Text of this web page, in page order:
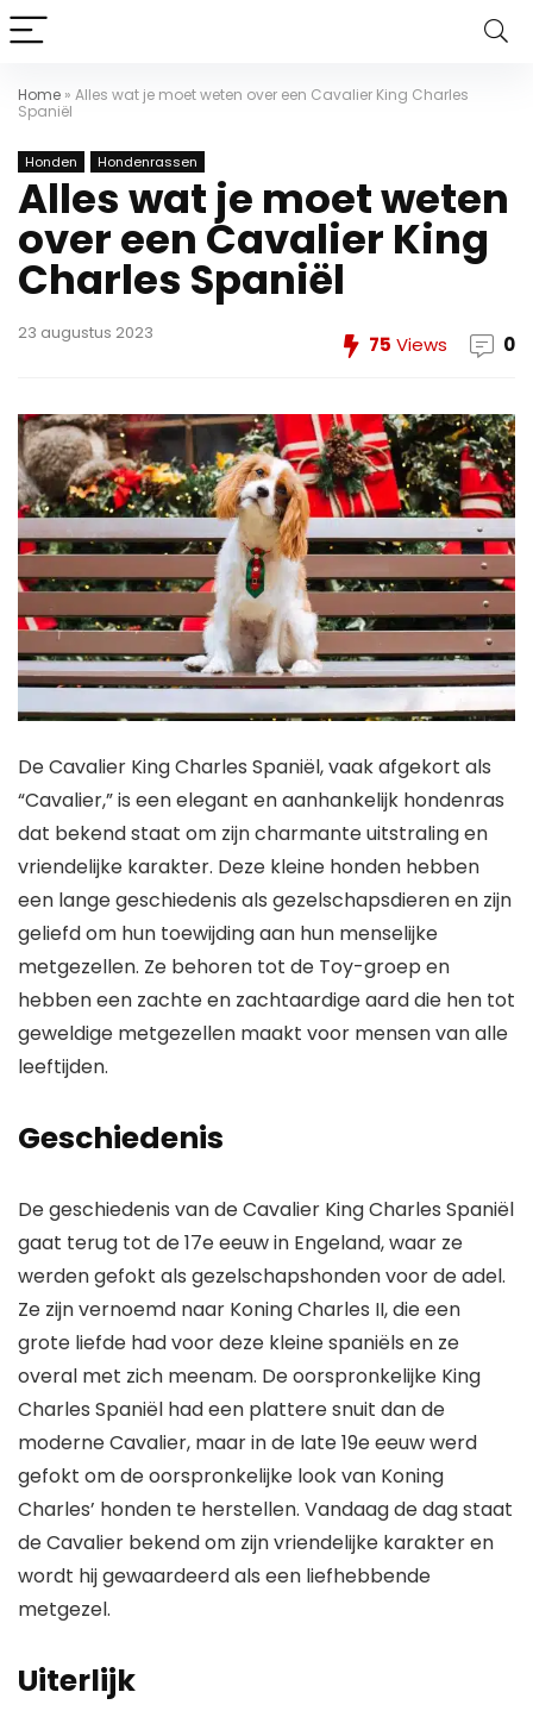
Home » Alles wat je moet weten over een Cavalier King Charles
Spaniël
Honden Hondenrassen
Alles wat je moet weten
over een Cavalier King
Charles Spaniël
23 augustus 2023 75 Views 0
De Cavalier King Charles Spaniël, vaak afgekort als
“Cavalier,” is een elegant en aanhankelijk hondenras
dat bekend staat om zijn charmante uitstraling en
vriendelijke karakter. Deze kleine honden hebben
een lange geschiedenis als gezelschapsdieren en zijn
geliefd om hun toewijding aan hun menselijke
metgezellen. Ze behoren tot de Toy-groep en
hebben een zachte en zachtaardige aard die hen tot
geweldige metgezellen maakt voor mensen van alle
leeftijden.
Geschiedenis
De geschiedenis van de Cavalier King Charles Spaniël
gaat terug tot de 17e eeuw in Engeland, waar ze
werden gefokt als gezelschapshonden voor de adel.
Ze zijn vernoemd naar Koning Charles II, die een
grote liefde had voor deze kleine spaniëls en ze
overal met zich meenam. De oorspronkelijke King
Charles Spaniël had een plattere snuit dan de
moderne Cavalier, maar in de late 19e eeuw werd
gefokt om de oorspronkelijke look van Koning
Charles’ honden te herstellen. Vandaag de dag staat
de Cavalier bekend om zijn vriendelijke karakter en
wordt hij gewaardeerd als een liefhebbende
metgezel.
Uiterlijk